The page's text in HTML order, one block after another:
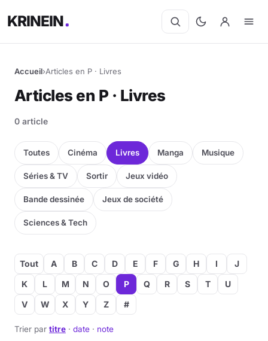
KRINEIN
Accueil›Articles en P · Livres
Articles en P · Livres
0 article
Toutes Cinéma Livres Manga Musique
Séries & TV Sortir Jeux vidéo
Bande dessinée Jeux de société
Sciences & Tech
Tout A B C D E F G H I
J
K
L M N O P Q R S T
U
V
W X Y Z #
Trier par titre · date · note